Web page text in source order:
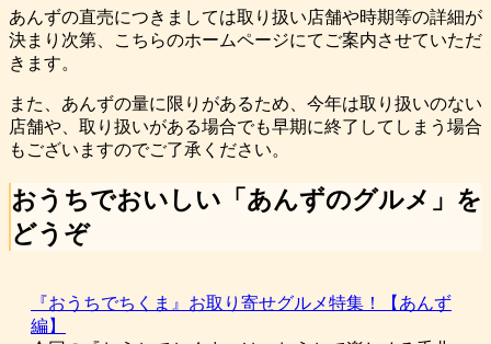
あんずの直売につきましては取り扱い店舗や時期等の詳細が
決まり次第、こちらのホームページにてご案内させていただ
きます。
また、あんずの量に限りがあるため、今年は取り扱いのない
店舗や、取り扱いがある場合でも早期に終了してしまう場合
もございますのでご了承ください。
おうちでおいしい「あんずのグルメ」を
どうぞ
『おうちでちくま』お取り寄せグルメ特集！【あんず
編】